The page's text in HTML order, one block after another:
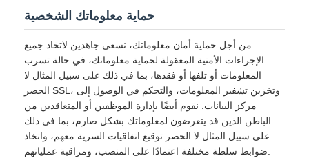
حماية معلوماتك الشخصية
من أجل حماية أمان معلوماتك، نسعى جاهدين لاتخاذ جميع
الإجراءات الأمنية المعقولة لحماية معلوماتك، في حالة تسرب
المعلومات أو تلفها أو فقدها، بما في ذلك على سبيل المثال لا
الحصر SSL، وتخزين تشفير المعلومات، والتحكم في الوصول إلى
مركز البيانات. نقوم أيضًا بإدارة الموظفين أو المتعاقدين من
الباطن الذين قد يتعرضون لمعلوماتك بشكل صارم، بما في ذلك
على سبيل المثال لا الحصر توقيع اتفاقيات السرية معهم، واتخاذ